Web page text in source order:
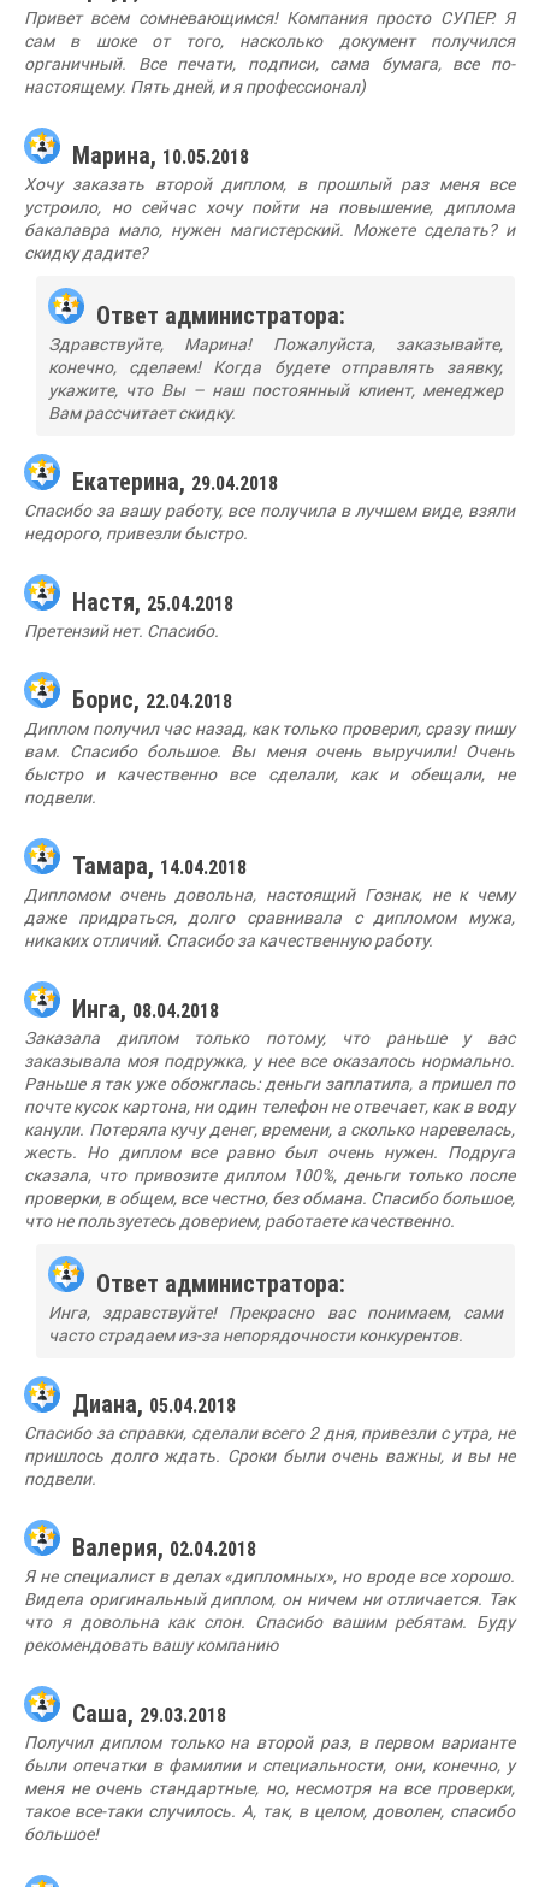
Привет всем сомневающимся! Компания просто СУПЕР. Я
сам в шоке от того, насколько документ получился
органичный. Все печати, подписи, сама бумага, все по-
настоящему. Пять дней, и я профессионал)
Марина, 10.05.2018
Хочу заказать второй диплом, в прошлый раз меня все
устроило, но сейчас хочу пойти на повышение, диплома
бакалавра мало, нужен магистерский. Можете сделать? и
скидку дадите?
Ответ администратора:
Здравствуйте, Марина! Пожалуйста, заказывайте,
конечно, сделаем! Когда будете отправлять заявку,
укажите, что Вы – наш постоянный клиент, менеджер
Вам рассчитает скидку.
Екатерина, 29.04.2018
Спасибо за вашу работу, все получила в лучшем виде, взяли
недорого, привезли быстро.
Настя, 25.04.2018
Претензий нет. Спасибо.
Борис, 22.04.2018
Диплом получил час назад, как только проверил, сразу пишу
вам. Спасибо большое. Вы меня очень выручили! Очень
быстро и качественно все сделали, как и обещали, не
подвели.
Тамара, 14.04.2018
Дипломом очень довольна, настоящий Гознак, не к чему
даже придраться, долго сравнивала с дипломом мужа,
никаких отличий. Спасибо за качественную работу.
Инга, 08.04.2018
Заказала диплом только потому, что раньше у вас
заказывала моя подружка, у нее все оказалось нормально.
Раньше я так уже обожглась: деньги заплатила, а пришел по
почте кусок картона, ни один телефон не отвечает, как в воду
канули. Потеряла кучу денег, времени, а сколько наревелась,
жесть. Но диплом все равно был очень нужен. Подруга
сказала, что привозите диплом 100%, деньги только после
проверки, в общем, все честно, без обмана. Спасибо большое,
что не пользуетесь доверием, работаете качественно.
Ответ администратора:
Инга, здравствуйте! Прекрасно вас понимаем, сами
часто страдаем из-за непорядочности конкурентов.
Диана, 05.04.2018
Спасибо за справки, сделали всего 2 дня, привезли с утра, не
пришлось долго ждать. Сроки были очень важны, и вы не
подвели.
Валерия, 02.04.2018
Я не специалист в делах «дипломных», но вроде все хорошо.
Видела оригинальный диплом, он ничем ни отличается. Так
что я довольна как слон. Спасибо вашим ребятам. Буду
рекомендовать вашу компанию
Саша, 29.03.2018
Получил диплом только на второй раз, в первом варианте
были опечатки в фамилии и специальности, они, конечно, у
меня не очень стандартные, но, несмотря на все проверки,
такое все-таки случилось. А, так, в целом, доволен, спасибо
большое!